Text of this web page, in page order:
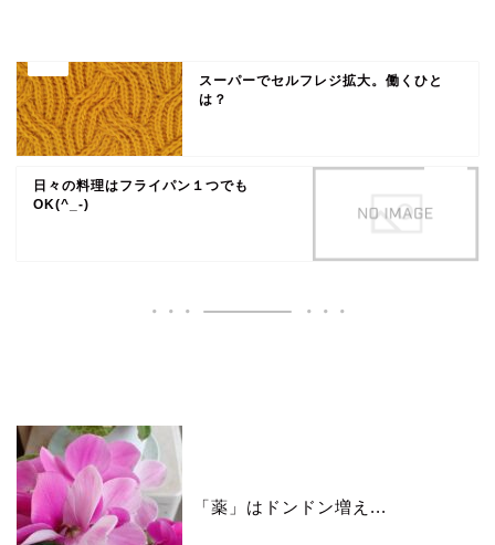
スーパーでセルフレジ拡大。働くひと
は？
日々の料理はフライパン１つでも
OK(^_-)
「薬」はドンドン増え...